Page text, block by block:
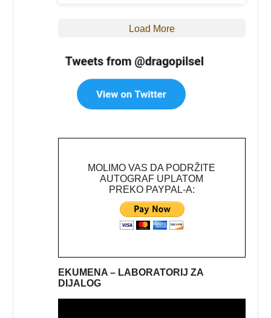
Load More
MOLIMO VAS DA PODRŽITE
AUTOGRAF UPLATOM
PREKO PAYPAL-A:
EKUMENA – LABORATORIJ ZA
DIJALOG